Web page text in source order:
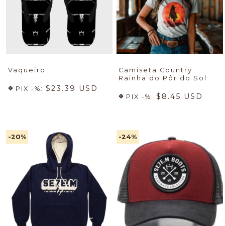
Vaqueiro
PIX -%: $23.39 USD
Camiseta Country
Rainha do Pôr do Sol
PIX -%: $8.45 USD
-20% -24%